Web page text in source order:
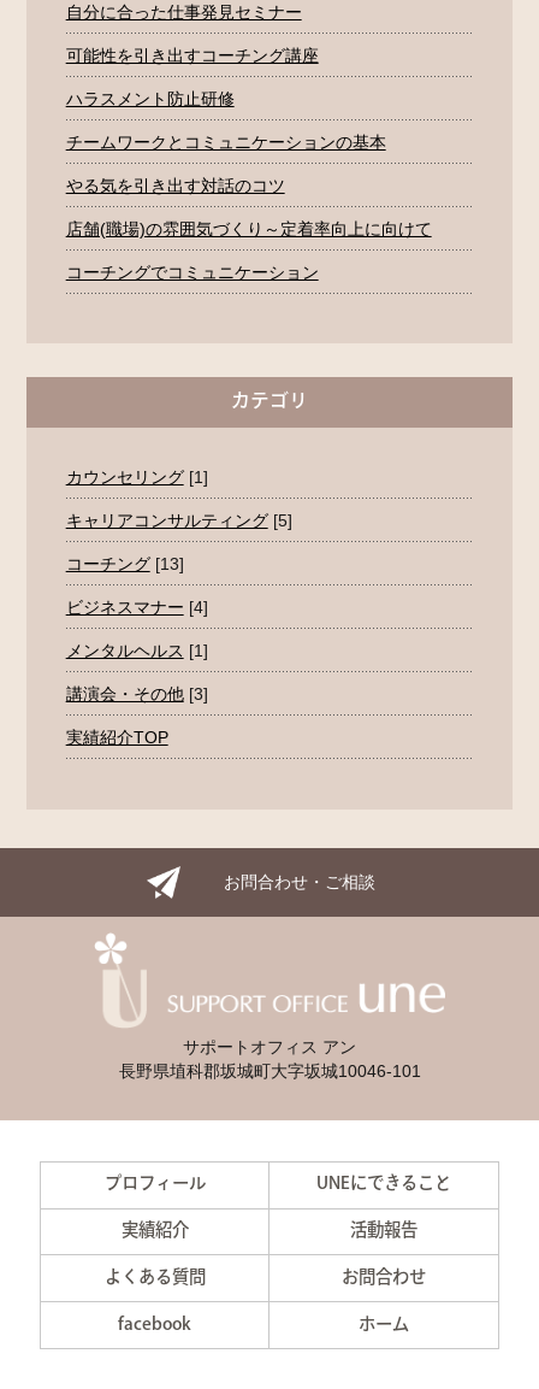
自分に合った仕事発見セミナー
可能性を引き出すコーチング講座
ハラスメント防止研修
チームワークとコミュニケーションの基本
やる気を引き出す対話のコツ
店舗(職場)の雰囲気づくり～定着率向上に向けて
コーチングでコミュニケーション
カテゴリ
カウンセリング[1]
キャリアコンサルティング[5]
コーチング[13]
ビジネスマナー [4]
メンタルヘルス [1]
講演会・その他[3]
実績紹介TOP
お問合わせ・ご相談
サポートオフィス アン
長野県埴科郡坂城町大字坂城10046-101
プロフィール UNEにできること
実績紹介 活動報告
よくある質問 お問合わせ
facebook ホーム